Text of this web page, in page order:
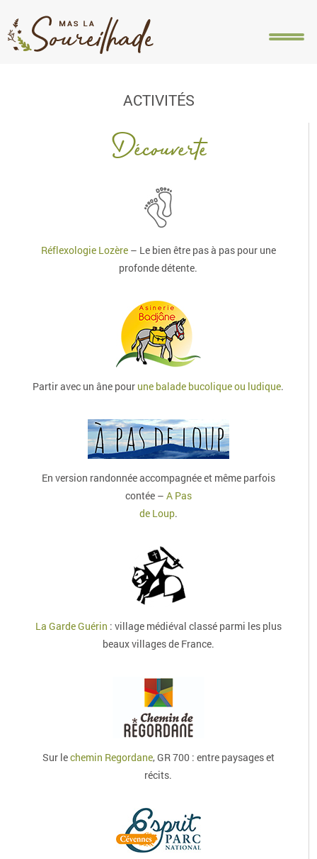
PRÉSENTATIONHÉBERGEMENTS
ACTIVITÉS
Découverte
Réflexologie Lozère– Le bien être pas à pas pour une
profonde détente.
Partir avec un âne pour une balade bucolique ou ludique.
En version randonnée accompagnée et même parfois
contée – A Pas
de Loup.
La Garde Guérin : village médiéval classé parmi les plus
beaux villages de France.
Sur lechemin Regordane, GR 700 : entre paysages et
récits.